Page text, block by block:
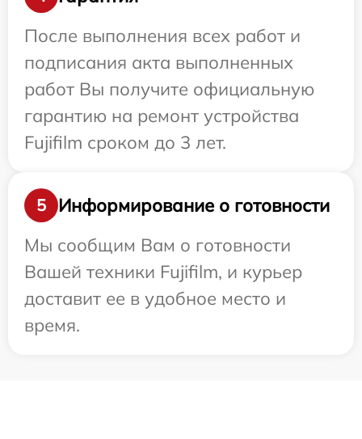
После выполнения всех работ и
подписания акта выполненных
работ Вы получите официальную
гарантию на ремонт устройства
Fujifilm сроком до 3 лет.
5
Информирование о готовности
Мы сообщим Вам о готовности
Вашей техники Fujifilm, и курьер
доставит ее в удобное место и
время.